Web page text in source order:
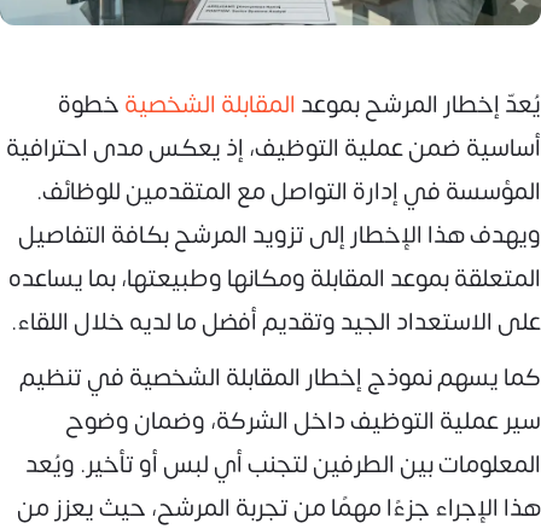
يُعدّ إخطار المرشح بموعد المقابلة الشخصيةخطوة
أساسية ضمن عملية التوظيف، إذ يعكس مدى احترافية
المؤسسة في إدارة التواصل مع المتقدمين للوظائف.
ويهدف هذا الإخطار إلى تزويد المرشح بكافة التفاصيل
المتعلقة بموعد المقابلة ومكانها وطبيعتها، بما يساعده
على الاستعداد الجيد وتقديم أفضل ما لديه خلال اللقاء.
كما يسهم نموذج إخطار المقابلة الشخصية في تنظيم
سير عملية التوظيف داخل الشركة، وضمان وضوح
المعلومات بين الطرفين لتجنب أي لبس أو تأخير. ويُعد
هذا الإجراء جزءًا مهمًا من تجربة المرشح، حيث يعزز من